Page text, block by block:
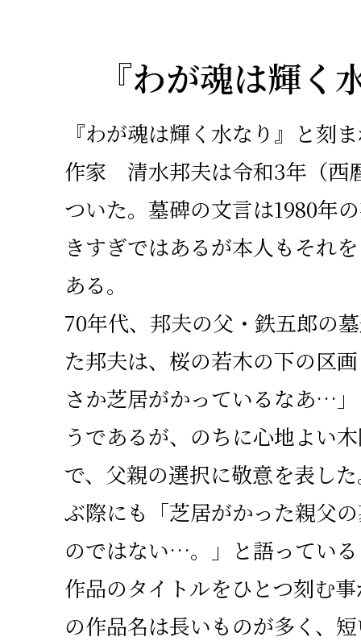
『わが魂は輝く
『わが魂は輝く水なり』と刻
作家 清水邦夫は令和3年（西
ついた。墓碑の文言は1980年
きすぎではあるが本人もそれ
ある。
70年代、邦夫の父・鉄五郎の
た邦夫は、桜の若木の下の区
さか芝居がかっているなあ…
うであるが、のちに心地よい
で、父親の選択に敬意を表し
ぶ際にも「芝居がかった親父
のではない…。」と語ってい
作品のタイトルをひとつ刻む
の作品名は長いものが多く、